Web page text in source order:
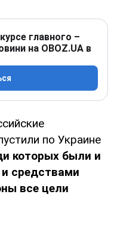
главного –
на OBOZ.UA в
по Украине
которых были и
средствами
все цели